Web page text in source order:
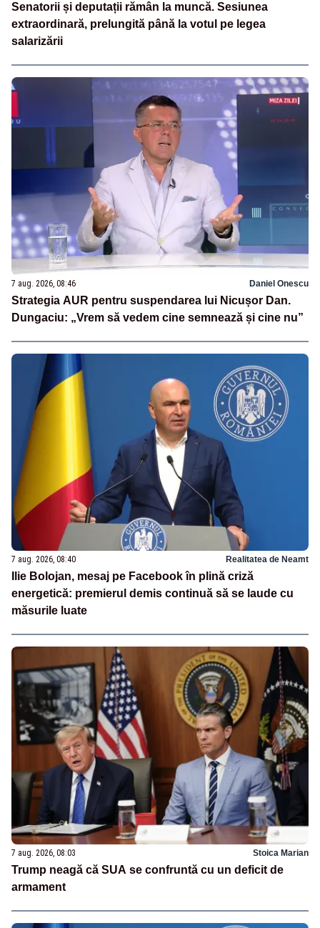
Senatorii și deputații rămân la muncă. Sesiunea
extraordinară, prelungită până la votul pe legea
salarizării
7 aug. 2026, 08:46 Daniel Onescu
Strategia AUR pentru suspendarea lui Nicușor Dan.
Dungaciu: „Vrem să vedem cine semnează și cine nu”
7 aug. 2026, 08:40 Realitatea de Neamt
Ilie Bolojan, mesaj pe Facebook în plină criză
energetică: premierul demis continuă să se laude cu
măsurile luate
7 aug. 2026, 08:03 Stoica Marian
Trump neagă că SUA se confruntă cu un deficit de
armament